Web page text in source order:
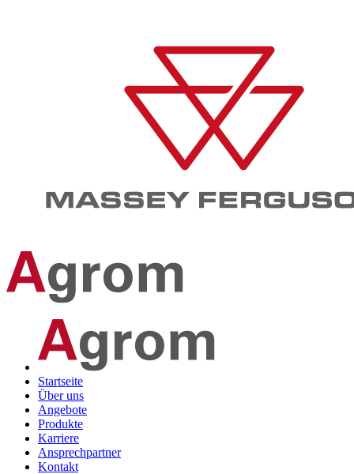
Startseite
Über uns
Angebote
Produkte
Karriere
Ansprechpartner
Kontakt